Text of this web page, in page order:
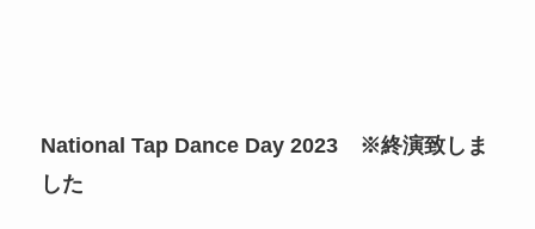
National Tap Dance Day 2023 ※終演致しま
した